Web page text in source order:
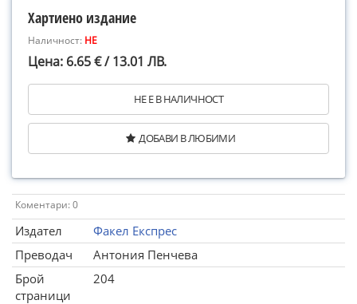
Хартиено издание
Наличност: НЕ
Цена: 6.65 € / 13.01 ЛВ.
НЕ Е В НАЛИЧНОСТ
ДОБАВИ В ЛЮБИМИ
Коментари: 0
Издател
Факел Експрес
Преводач
Антония Пенчева
Брой
страници
204